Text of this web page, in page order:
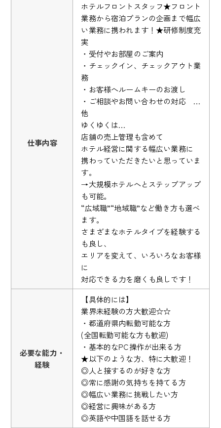
仕事内容
ホテルフロントスタッフ★フロント
業務から宿泊プランの企画まで幅広
い業務に携われます！★研修制度充
実
・受付やお部屋のご案内
・チェックイン、チェックアウト業
務
・お客様へルームキーのお渡し
・ご相談やお問い合わせの対応 …
他
ゆくゆくは…
店舗の売上管理も含めて
ホテル経営に関する幅広い業務に
携わっていただきたいと思っていま
す。
→大規模ホテルへとステップアップ
も可能。
“広域職”“地域職”など働き方も選べ
ます。
さまざまなホテルタイプを経験する
も良し、
エリアを変えて、いろいろなお客様
に
対応できる力を磨くも良しです！
必要な能力・
経験
【具体的には】
業界未経験の方大歓迎☆☆
・都道府県内転勤可能な方
(全国転勤可能な方も歓迎)
・基本的なPC操作が出来る方
★以下のような方、特に大歓迎！
◎人と接するのが好きな方
◎常に感謝の気持ちを持てる方
◎幅広い業務に挑戦したい方
◎経営に興味がある方
◎英語や中国語を話せる方